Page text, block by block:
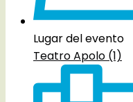
Lugar del evento
Teatro Apolo (1)